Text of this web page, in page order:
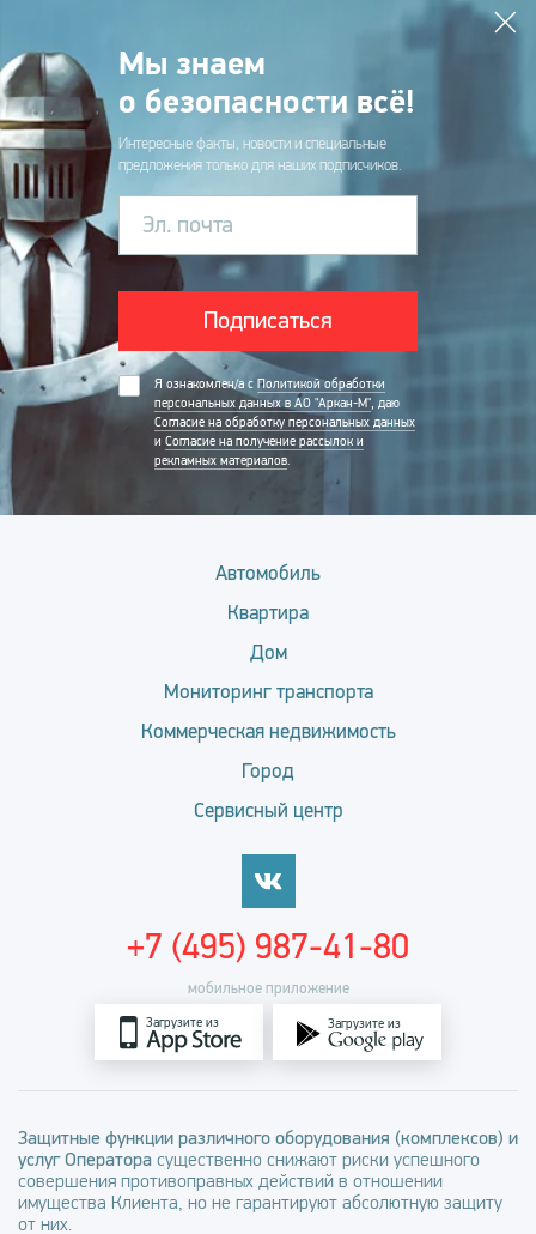
Мы знаем
о безопасности всё!
Интересные факты, новости и специальные
предложения только для наших подписчиков.
Эл. почта
Подписаться
Я ознакомлен/а с Политикой обработки
персональных данных в АО "Аркан-М", даю
Согласие на обработку персональных данных
и Согласие на получение рассылок и
рекламных материалов.
Автомобиль
Квартира
Дом
Мониторинг транспорта
Коммерческая недвижимость
Город
Сервисный центр
мобильное приложение
Загрузите из Загрузите из
+7 (495) 987-41-80
Защитные функции различного оборудования (комплексов) и
услуг Оператора существенно снижают риски успешного
совершения противоправных действий в отношении
имущества Клиента, но не гарантируют абсолютную защиту
от них.